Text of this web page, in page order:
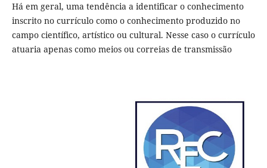
Há em geral, uma tendência a identificar o conhecimento
inscrito no currículo como o conhecimento produzido no
campo científico, artístico ou cultural. Nesse caso o currículo
atuaria apenas como meios ou correias de transmissão